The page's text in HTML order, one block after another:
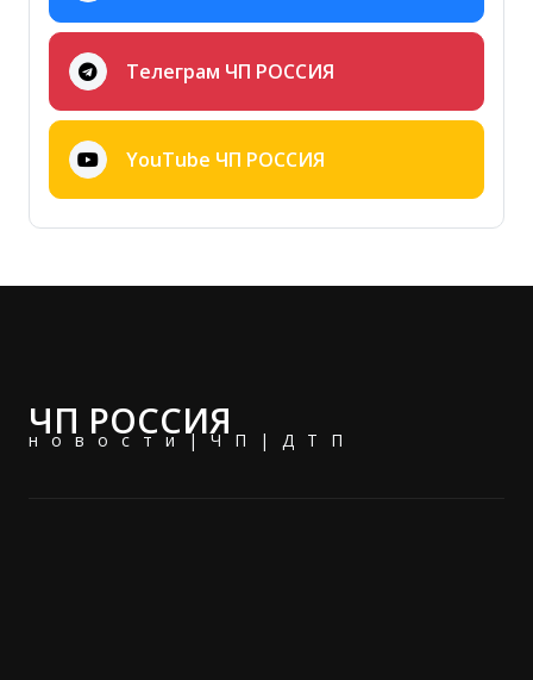
Телеграм ЧП РОССИЯ
YouTube ЧП РОССИЯ
ЧП РОССИЯ
новости|ЧП|ДТП